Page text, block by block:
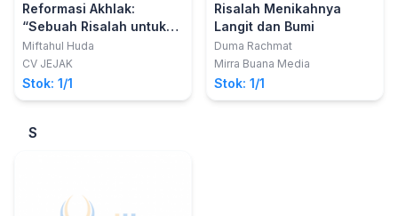
Reformasi Akhlak:
“Sebuah Risalah untuk
Semesta”
Miftahul Huda
CV JEJAK
Stok: 1/1
Risalah Menikahnya
Langit dan Bumi
Duma Rachmat
Mirra Buana Media
Stok: 1/1
S